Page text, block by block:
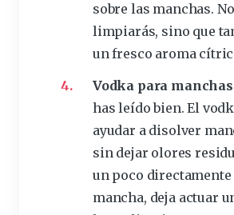
sobre las manchas.
limpiarás, sino que
un fresco aroma
Vodka para
has leído bien. El
ayudar a disolver
sin dejar olores
un poco directamente
mancha, deja actuar